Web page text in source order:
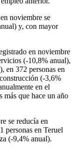
noviembre se
y, con mayor
en noviembre
(-10,8% anual),
en 372 personas en
(-3,6%
en el
más que hace un año
se reducía en
personas en Teruel
(-9,4% anual).